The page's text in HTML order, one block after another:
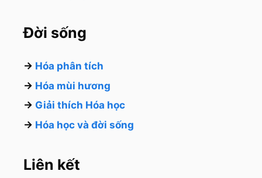
Đời sống
→ Hóa phân tích
→ Hóa mùi hương
→ Giải thích Hóa học
→ Hóa học và đời sống
Liên kết